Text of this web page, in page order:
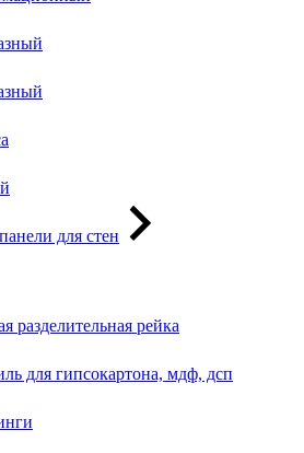
для стен
разделительная рейка
для гипсокартона, мдф, дсп